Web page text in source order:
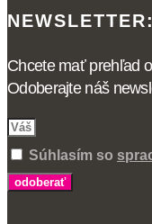
NEWSLETTER:
Chcete mať prehľad
Odoberajte náš
Súhlasím so
odoberať